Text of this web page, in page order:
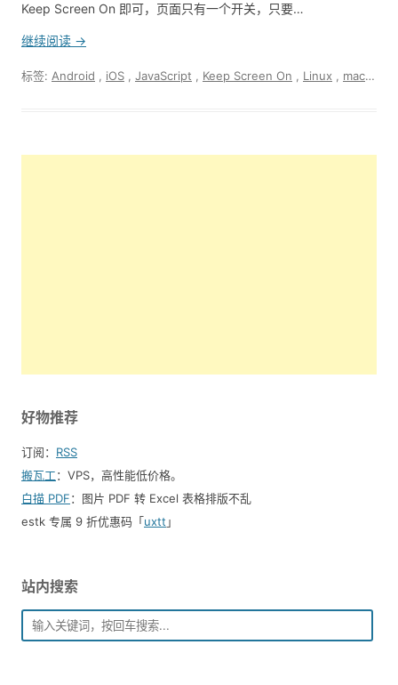
Keep Screen On 即可，页面只有一个开关，只要…
继续阅读 →
标签: Android iOS JavaScript Keep Screen On Linux macOS
好物推荐
订阅： RSS
搬瓦工：VPS，高性能低价格。️
白描 PDF：图片 PDF 转 Excel 表格排版不乱
estk 专属 9 折优惠码「uxtt 」
站内搜索